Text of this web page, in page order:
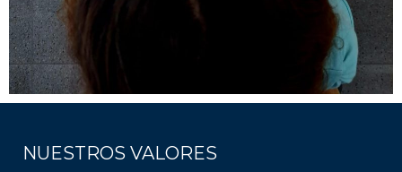
NUESTROS VALORES